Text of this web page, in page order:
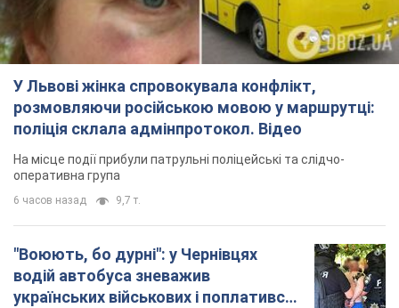
У Львові жінка спровокувала конфлікт,
розмовляючи російською мовою у маршрутці:
поліція склала адмінпротокол. Відео
На місце події прибули патрульні поліцейські та слідчо-
оперативна група
6 часов назад 9,7 т.
"Воюють, бо дурні": у Чернівцях
водій автобуса зневажив
українських військових і поплатився.